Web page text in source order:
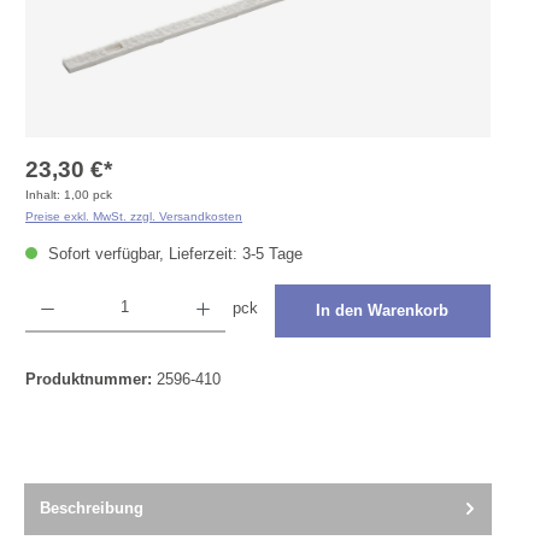
23,30 €*
Inhalt: 1,00 pck
Preise exkl. MwSt. zzgl. Versandkosten
Sofort verfügbar, Lieferzeit: 3-5 Tage
pck In den Warenkorb
Produktnummer: 2596-410
Beschreibung